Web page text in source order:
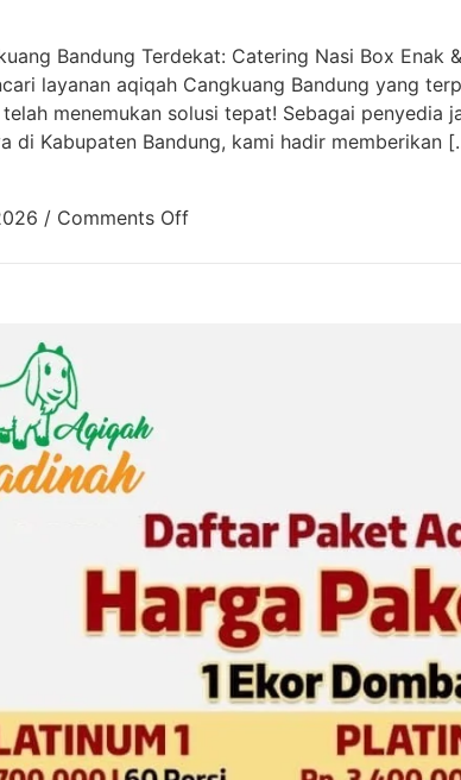
Bandung Terdekat: Catering Nasi Box
layanan aqiqah Cangkuang Bandung yang
telah menemukan solusi tepat! Sebagai
di Kabupaten Bandung, kami hadir memberikan
/ Comments Off